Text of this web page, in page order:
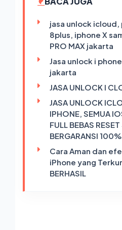
jasa unlock
8plus, iphone X
PRO MAX jakarta
Jasa unlock i
jakarta
JASA UNLOCK I
JASA UNLOCK
IPHONE, SEMUA
FULL BEBAS
BERGARANSI
Cara Aman dan
iPhone yang
BERHASIL